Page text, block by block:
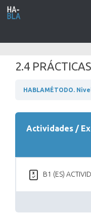
Saltar al contenido
2.4
HABLAMÉTODO.
Actividades /
B1 (ES)